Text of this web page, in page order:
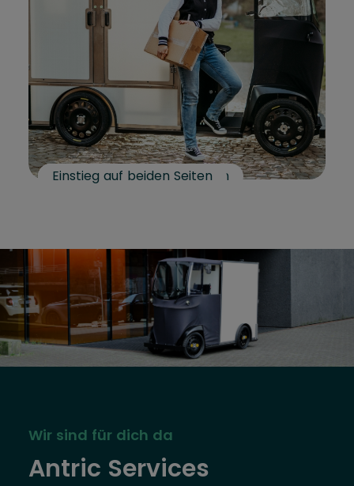
Kofferaufbau
Trolleys und Auffahrrampen
Einstieg auf beiden Seiten
Wir sind für dich da
Antric Services